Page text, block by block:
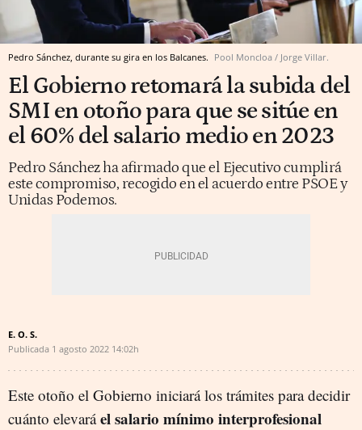
Pedro Sánchez, durante su gira en los Balcanes. Pool Moncloa / Jorge Villar.
El Gobierno retomará la subida del
SMI en otoño para que se sitúe en
el 60% del salario medio en 2023
Pedro Sánchez ha afirmado que el Ejecutivo cumplirá
este compromiso, recogido en el acuerdo entre PSOE y
Unidas Podemos.
E. O. S.
Publicada 1 agosto 2022 14:02h
Este otoño el Gobierno iniciará los trámites para decidir
cuánto elevaráel salario mínimo interprofesional